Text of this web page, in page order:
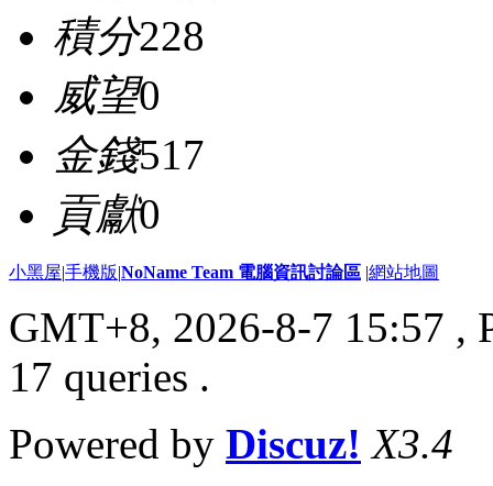
積分228
威望0
金錢517
貢獻0
小黑屋|手機版|NoName Team 電腦資訊討論區 |網站地圖
GMT+8, 2026-8-7 15:57 ,
17 queries .
Powered by Discuz! X3.4